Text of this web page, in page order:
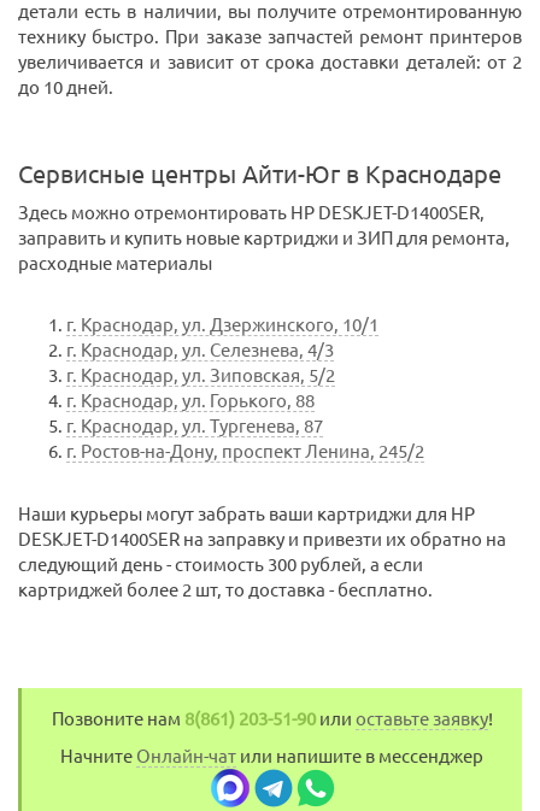
детали есть в наличии, вы получите отремонтированную
технику быстро. При заказе запчастей ремонт принтеров
увеличивается и зависит от срока доставки деталей: от 2
до 10 дней.
Сервисные центры Айти-Юг в Краснодаре
Здесь можно отремонтировать HP DESKJET-D1400SER,
заправить и купить новые картриджи и ЗИП для ремонта,
расходные материалы
г. Краснодар, ул. Дзержинского, 10/1
г. Краснодар, ул. Селезнева, 4/3
г. Краснодар, ул. Зиповская, 5/2
г. Краснодар, ул. Горького, 88
г. Краснодар, ул. Тургенева, 87
г. Ростов-на-Дону, проспект Ленина, 245/2
Наши курьеры могут забрать ваши картриджи для HP
DESKJET-D1400SER на заправку и привезти их обратно на
следующий день - стоимость 300 рублей, а если
картриджей более 2 шт, то доставка - бесплатно.
Позвоните нам 8(861) 203-51-90или оставьте заявку!
Начните Онлайн-чат или напишите в мессенджер